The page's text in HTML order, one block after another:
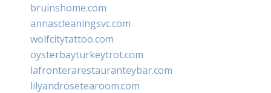
bruinshome.com
annascleaningsvc.com
wolfcitytattoo.com
oysterbayturkeytrot.com
lafronterarestauranteybar.com
lilyandrosetearoom.com